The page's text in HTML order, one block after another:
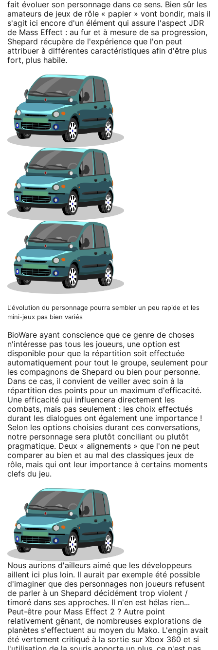
fait évoluer son personnage dans ce sens. Bien sûr les
amateurs de jeux de rôle « papier » vont bondir, mais il
s'agit ici encore d'un élément qui assure l'aspect JDR
de Mass Effect : au fur et à mesure de sa progression,
Shepard récupère de l'expérience que l'on peut
attribuer à différentes caractéristiques afin d'être plus
fort, plus habile.
L'évolution du personnage pourra sembler un peu rapide et les
mini-jeux pas bien variés
BioWare ayant conscience que ce genre de choses
n'intéresse pas tous les joueurs, une option est
disponible pour que la répartition soit effectuée
automatiquement pour tout le groupe, seulement pour
les compagnons de Shepard ou bien pour personne.
Dans ce cas, il convient de veiller avec soin à la
répartition des points pour un maximum d'efficacité.
Une efficacité qui influencera directement les
combats, mais pas seulement : les choix effectués
durant les dialogues ont également une importance !
Selon les options choisies durant ces conversations,
notre personnage sera plutôt conciliant ou plutôt
pragmatique. Deux « alignements » que l'on ne peut
comparer au bien et au mal des classiques jeux de
rôle, mais qui ont leur importance à certains moments
clefs du jeu.
Nous aurions d'ailleurs aimé que les développeurs
aillent ici plus loin. Il aurait par exemple été possible
d'imaginer que des personnages non joueurs refusent
de parler à un Shepard décidément trop violent /
timoré dans ses approches. Il n'en est hélas rien...
Peut-être pour Mass Effect 2 ? Autre point
relativement gênant, de nombreuses explorations de
planètes s'effectuent au moyen du Mako. L'engin avait
été vertement critiqué à la sortie sur Xbox 360 et si